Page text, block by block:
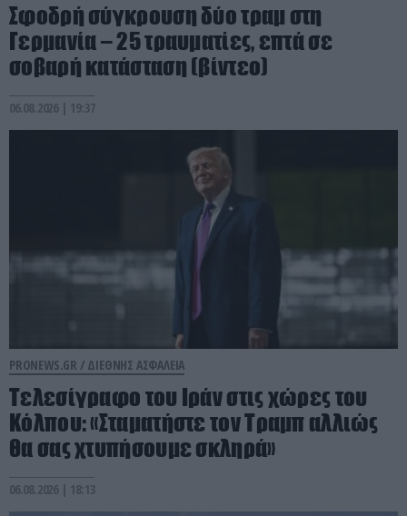
Σφοδρή σύγκρουση δύο τραμ στη
Γερμανία – 25 τραυματίες, επτά σε
σοβαρή κατάσταση (βίντεο)
06.08.2026 | 19:37
PRONEWS.GR / ΔΙΕΘΝΗΣ ΑΣΦΑΛΕΙΑ
Τελεσίγραφο του Ιράν στις χώρες του
Κόλπου: «Σταματήστε τον Τραμπ αλλιώς
θα σας χτυπήσουμε σκληρά»
06.08.2026 | 18:13